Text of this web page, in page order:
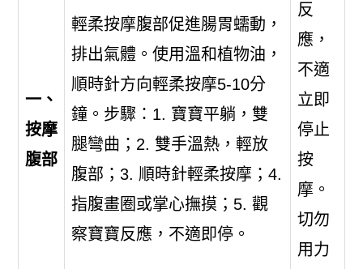
一、
按摩
腹部
輕柔按摩腹部促進腸胃蠕動，
排出氣體。使用溫和植物油，
順時針方向輕柔按摩5-10分
鐘。步驟：1. 寶寶平躺，雙
腿彎曲；2. 雙手溫熱，輕放
腹部；3. 順時針輕柔按摩；4.
指腹畫圈或掌心撫摸；5. 觀
察寶寶反應，不適即停。
反
應，
不適
立即
停止
按
摩。
切勿
用力